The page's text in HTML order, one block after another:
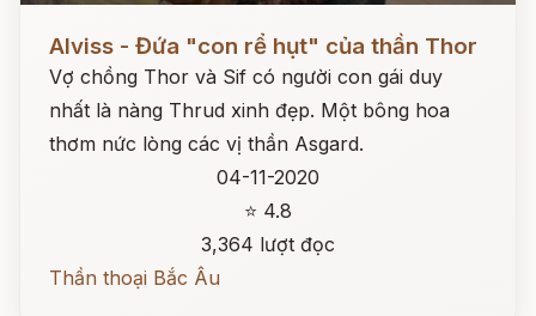
Alviss - Đứa "con rể hụt" của thần Thor
Vợ chồng Thor và Sif có người con gái duy
nhất là nàng Thrud xinh đẹp. Một bông hoa
thơm nức lòng các vị thần Asgard.
04-11-2020
⭐ 4.8
3,364 lượt đọc
Thần thoại Bắc Âu